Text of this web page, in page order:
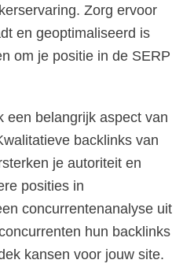
Zorg ervoor
en geoptimaliseerd is
om je positie in de SERP
een belangrijk aspect van
backlinks van
je autoriteit en
posities in
concurrentenanalyse uit
hun backlinks
kansen voor jouw site.